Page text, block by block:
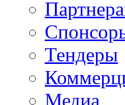
Тендеры
Медиа